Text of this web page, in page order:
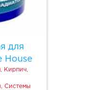
для
House
Кирпич,
Системы